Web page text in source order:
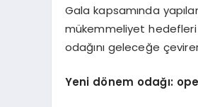
Gala kapsamında
mükemmeliyet hedefleri
odağını geleceğe
Yeni dönem odağı: